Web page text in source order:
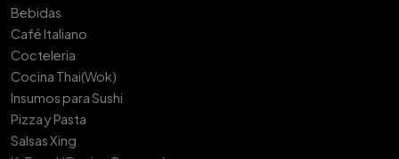
Bebidas
Café Italiano
Cocteleria
Cocina Thai(Wok)
Insumos para Sushi
Pizza y Pasta
Salsas Xing